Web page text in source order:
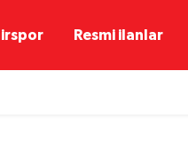
Resmi ilanlar